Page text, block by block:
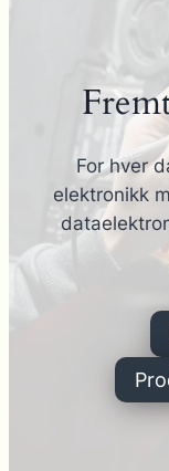
For hver
elektronikk